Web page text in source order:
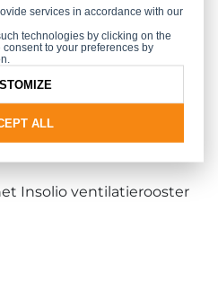
voor de systemen:MB-
104 Passive,MB-77HS
ZONDER anti-smogfilter.
de volgende certificaten:
voor Bouwtechniek) en
van DIBT (Deutsches
Insolio ventilatierooster
services in accordance with our
technologies by clicking on the
to your preferences by
ALL